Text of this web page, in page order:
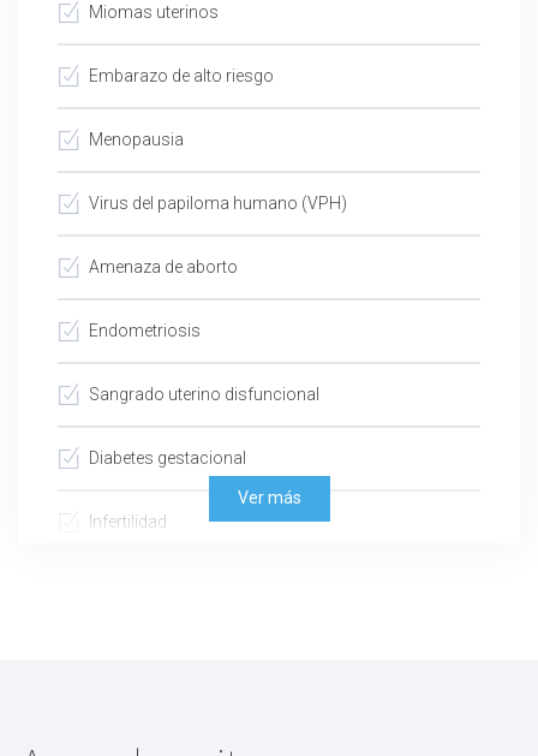
Miomas uterinos
Embarazo de alto riesgo
Menopausia
Virus del papiloma humano (VPH)
Amenaza de aborto
Endometriosis
Sangrado uterino disfuncional
Diabetes gestacional
Infertilidad
Ver más